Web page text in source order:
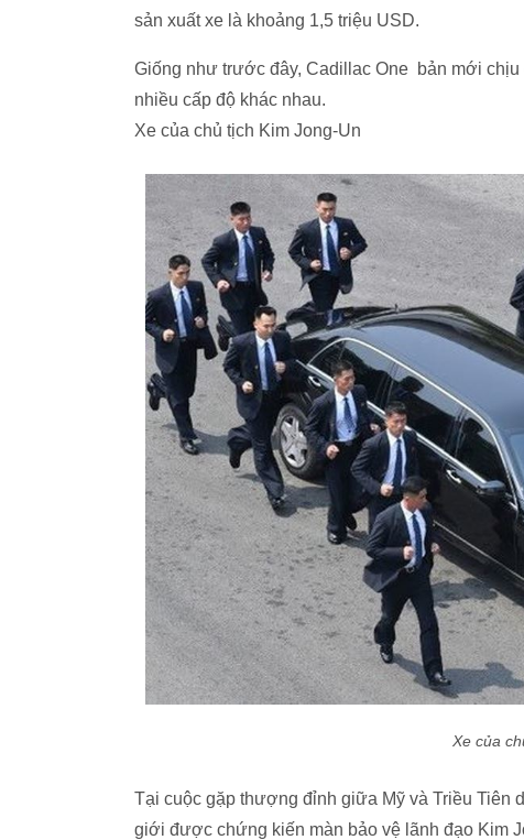
sản xuất xe là khoảng 1,5 triệu USD.
Giống như trước đây, Cadillac One bản mới
nhiều cấp độ khác nhau.
Xe của chủ tịch Kim Jong-Un
Xe của
Tại cuộc gặp thượng đỉnh giữa Mỹ và Triều Tiên
giới được chứng kiến màn bảo vệ lãnh đạo Kim